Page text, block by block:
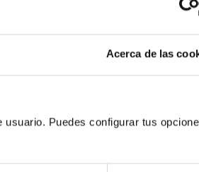
Acerca de las
Puedes configurar tus